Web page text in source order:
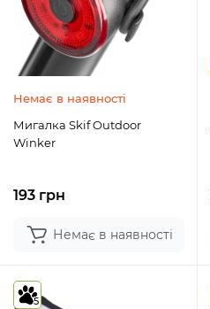
Немає в наявності
Мигалка Skif Outdoor
Winker
193 грн
Немає в наявності
5